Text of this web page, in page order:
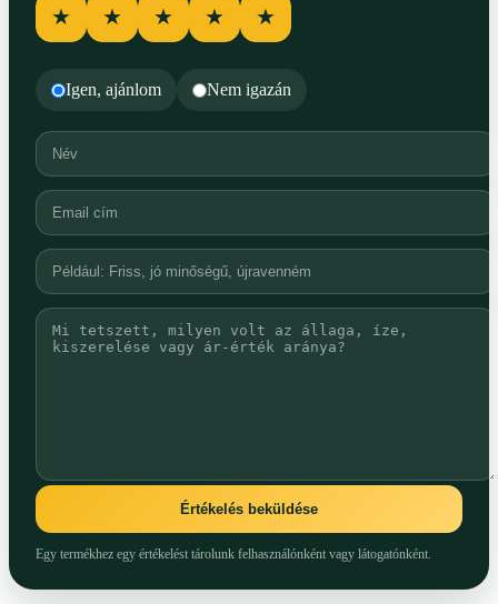
★ ★ ★ ★ ★
Igen, ajánlom Nem igazán
Értékelés beküldése
Egy termékhez egy értékelést tárolunk felhasználónként vagy látogatónként.